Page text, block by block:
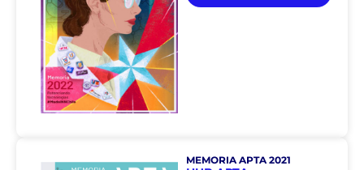
MEMORIA APTA 2021